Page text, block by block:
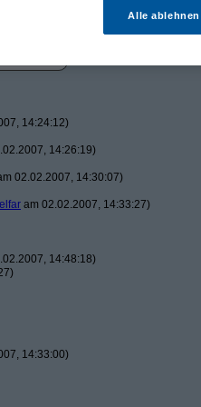
14:24:12)
14:26:19)
02.02.2007, 14:30:07)
am 02.02.2007, 14:33:27)
14:48:18)
14:33:00)
Alle ablehnen